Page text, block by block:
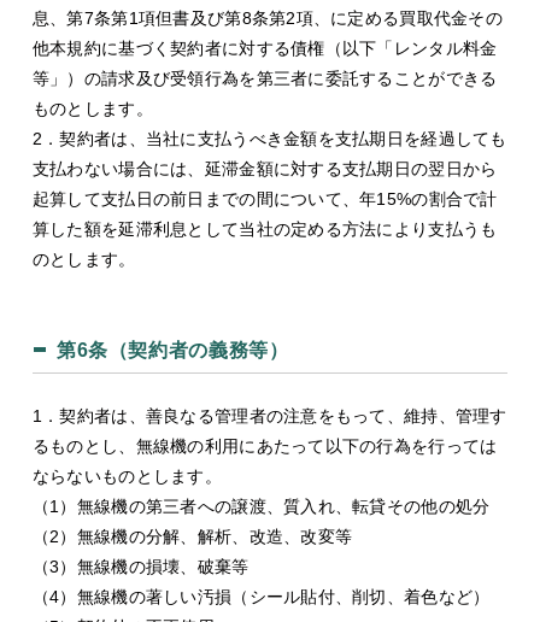
息、第7条第1項但書及び第8条第2項、に定める買取代金その
他本規約に基づく契約者に対する債権（以下「レンタル料金
等」）の請求及び受領行為を第三者に委託することができる
ものとします。
2．契約者は、当社に支払うべき金額を支払期日を経過しても
支払わない場合には、延滞金額に対する支払期日の翌日から
起算して支払日の前日までの間について、年15%の割合で計
算した額を延滞利息として当社の定める方法により支払うも
のとします。
第6条（契約者の義務等）
1．契約者は、善良なる管理者の注意をもって、維持、管理す
るものとし、無線機の利用にあたって以下の行為を行っては
ならないものとします。
（1）無線機の第三者への譲渡、質入れ、転貸その他の処分
（2）無線機の分解、解析、改造、改変等
（3）無線機の損壊、破棄等
（4）無線機の著しい汚損（シール貼付、削切、着色など）